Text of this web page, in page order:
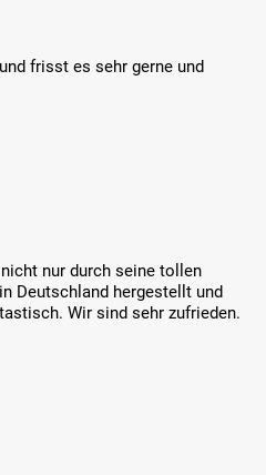
frisst es sehr gerne und
nur durch seine tollen
Deutschland hergestellt und
Wir sind sehr zufrieden.